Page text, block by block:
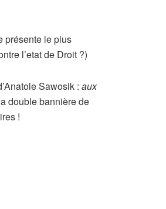
présente le plus
l’etat de Droit ?)
Sawosik : aux
double bannière de
!